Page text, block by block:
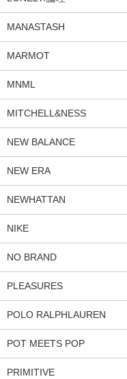
MANASTASH
MARMOT
MNML
MITCHELL&NESS
NEW BALANCE
NEW ERA
NEWHATTAN
NIKE
NO BRAND
PLEASURES
POLO RALPHLAUREN
POT MEETS POP
PRIMITIVE